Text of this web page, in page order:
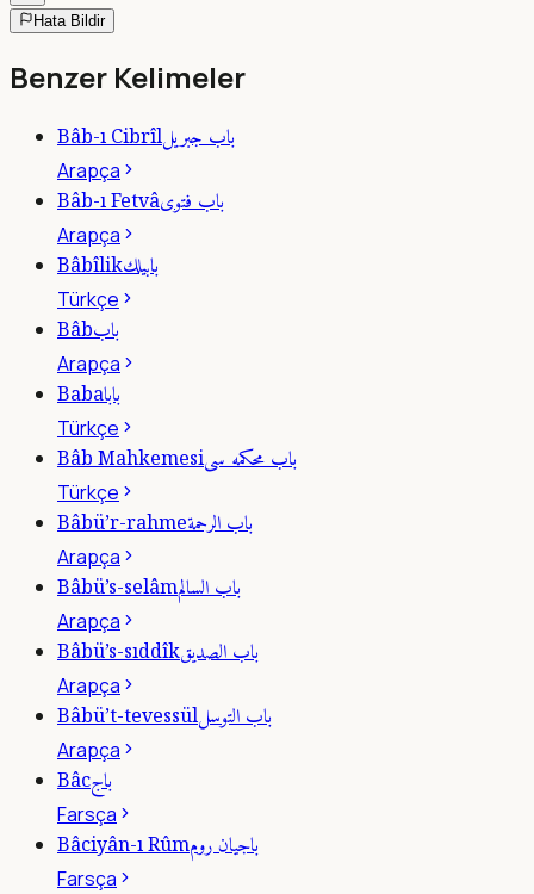
Hata Bildir
Benzer Kelimeler
Bâb-ı Cibrîlباب جبريل
Arapça
Bâb-ı Fetvâباب فتوى
Arapça
Bâbîlikبابيلك
Türkçe
Bâbباب
Arapça
Babaبابا
Türkçe
Bâb Mahkemesiباب محكمه سى
Türkçe
Bâbü’r-rahmeباب الرحمة
Arapça
Bâbü’s-selâmباب السالم
Arapça
Bâbü’s-sıddîkباب الصديق
Arapça
Bâbü’t-tevessülباب التوسل
Arapça
Bâcباج
Farsça
Bâciyân-ı Rûmباجيان روم
Farsça